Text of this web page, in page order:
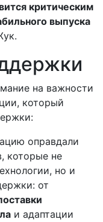
критическим
выпуска
на важности
который
оправдали
которые не
но и
от
и адаптации